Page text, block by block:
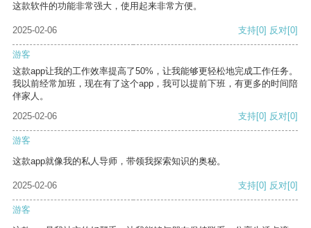
这款软件的功能非常强大，使用起来非常方便。
2025-02-06 支持[0] 反对[0]
游客
这款app让我的工作效率提高了50%，让我能够更轻松地完成工作任务。
我以前经常加班，现在有了这个app，我可以提前下班，有更多的时间陪
伴家人。
2025-02-06
支持[0] 反对[0]
游客
这款app就像我的私人导师，带领我探索知识的奥秘。
2025-02-06 支持[0] 反对[0]
游客